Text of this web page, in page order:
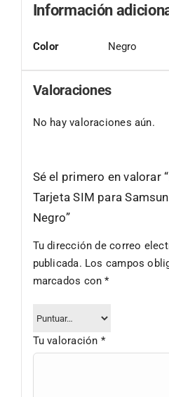
Información
Color Negro
Valoraciones
No hay valoraciones aún.
Sé el primero en valorar
Tarjeta SIM para
Negro”
Tu dirección de correo
publicada. Los campos
marcados con*
Tu valoración *